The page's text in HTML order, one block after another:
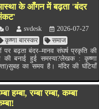
के आँगन में बढ़ता 'बंदर
0 svdesk
2026-07-27
कृष्णा बारस्कर
समाज
पर बढ़ता बंदर–मानव संघर्ष प्रकृति की
की बनाई हुई समस्या?लेखक : कृष्णा
का समय है। मंदिर की घंटियाँ
हम्बा, रम्बा रम्बा, कम्बा